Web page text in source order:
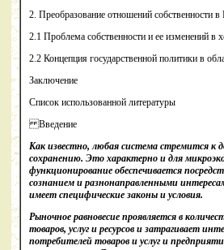
2. Преобразование отношений собственности в
2.1 Проблема собственности и ее изменений в
2.2 Концепция государственной политики в
Заключение
Список использованной литературы
Введение
Как известно, любая система стремится к
сохранению. Это характерно и для
функционирование обеспечивается
сознанием и разнонаправленными
имеет специфические законы и условия.
Рыночное равновесие проявляется в
товаров, услуг и ресурсов и затрагивает
потребителей товаров и услуг и